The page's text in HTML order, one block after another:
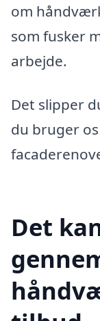
om
som fusker
arbejde.
Det slipper
du bruger
Det